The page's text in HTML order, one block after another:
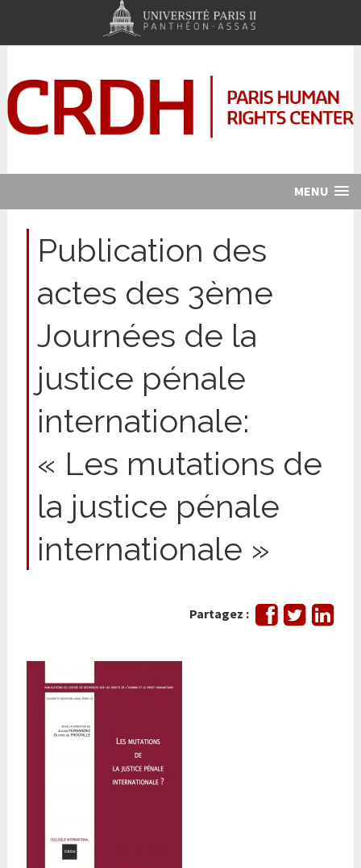
MENU
Publication des
actes des 3ème
Journées de la
justice pénale
internationale:
« Les mutations de
la justice pénale
internationale »
Partagez :
Partager
sur
Tweeter